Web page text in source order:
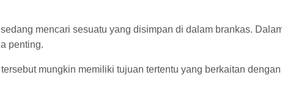
mencari sesuatu yang disimpan di dalam brankas.
penting.
mungkin memiliki tujuan tertentu yang berkaitan